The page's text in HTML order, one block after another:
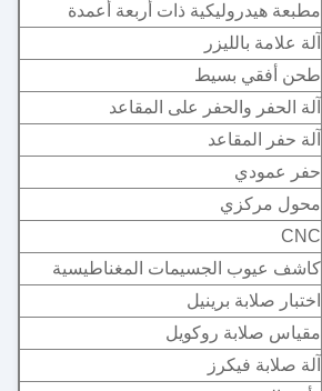
مطبعة هيدروليكية ذات أربعة أعمدة
آلة علامة بالليزر
طحن أفقي بسيط
آلة الحفر والحفر على المقاعد
آلة حفر المقاعد
حفر عمودي
محول مركزي
CNC
كاشف عيوب الجسيمات المغناطيسية
اختبار صلابة برينيل
مقياس صلابة روكويل
آلة صلابة فيكرز